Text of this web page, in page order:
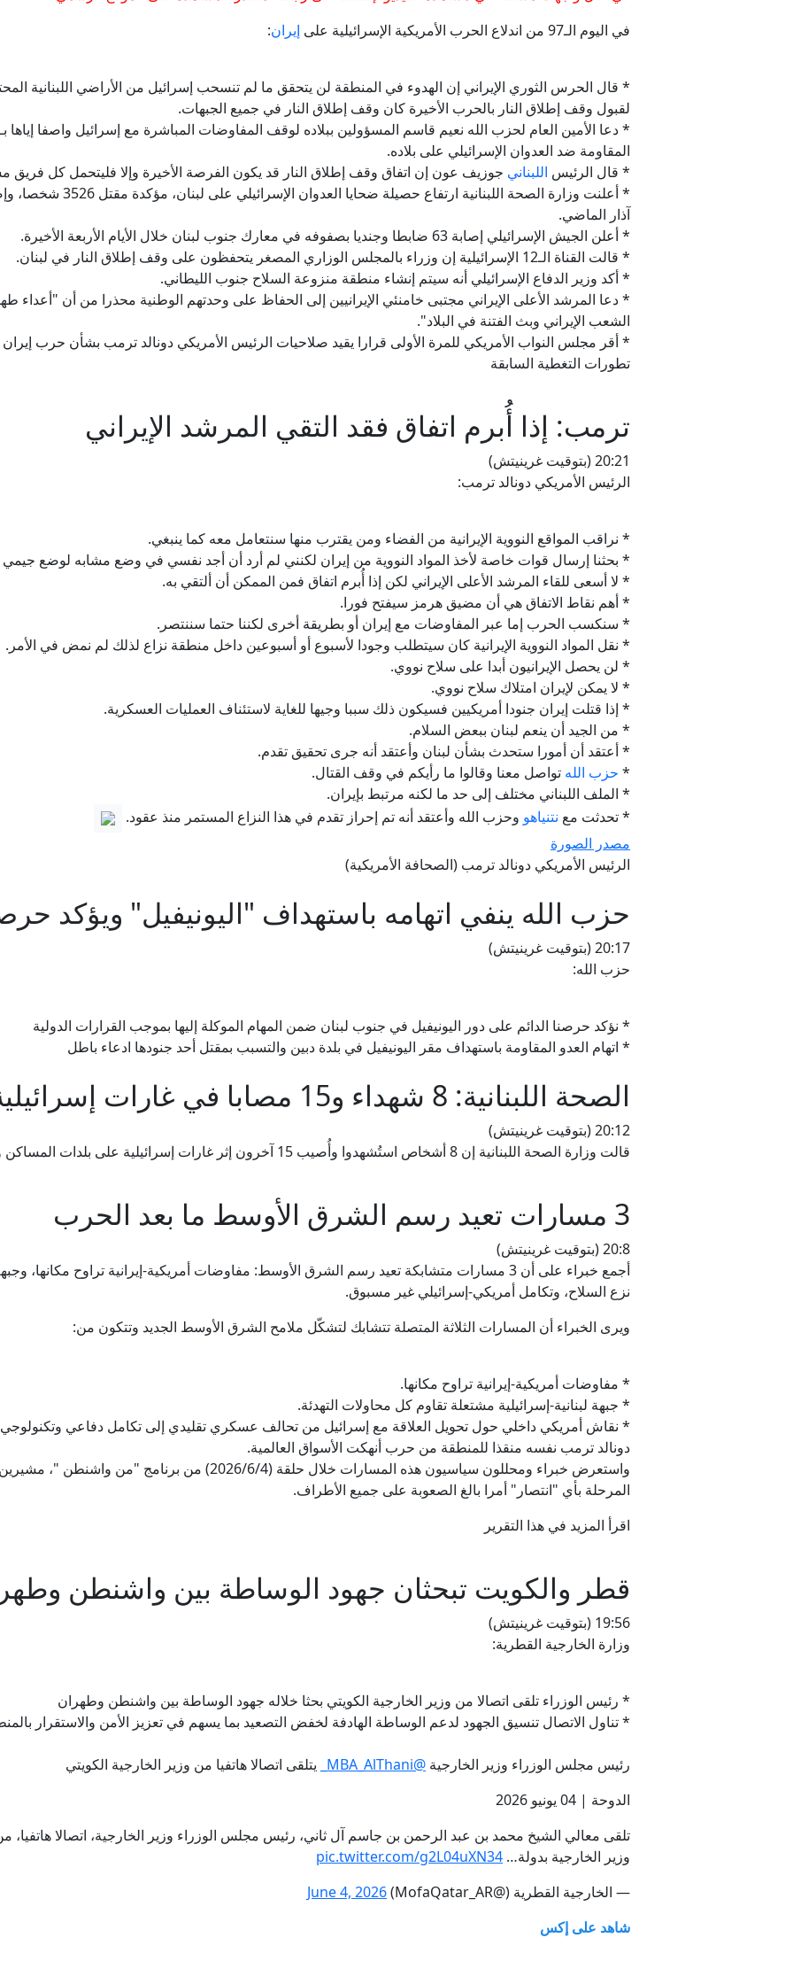
في اليوم الـ97 من اندلاع الحرب الأمريكية الإسرائيلية على
إيران:
* قال الحرس الثوري الإيراني إن الهدوء في المنطقة لن يتحقق ما لم تنسحب إسرائيل من الأراضي اللبنانية
لقبول وقف إطلاق النار بالحرب الأخيرة كان وقف إطلاق النار في جميع الجبهات.
* دعا الأمين العام لحزب الله نعيم قاسم المسؤولين ببلاده لوقف المفاوضات المباشرة مع إسرائيل واصفا إياها
المقاومة ضد العدوان الإسرائيلي على بلاده.
* قال الرئيس اللبناني جوزيف عون إن اتفاق وقف إطلاق النار قد يكون الفرصة الأخيرة وإلا فليتحمل كل فريق
آذار الماضي.
* أعلن الجيش الإسرائيلي إصابة 63 ضابطا وجنديا بصفوفه في معارك جنوب لبنان خلال الأيام الأربعة الأخيرة.
* قالت القناة الـ12 الإسرائيلية إن وزراء بالمجلس الوزاري المصغر يتحفظون على وقف إطلاق النار في لبنان.
* أكد وزير الدفاع الإسرائيلي أنه سيتم إنشاء منطقة منزوعة السلاح جنوب الليطاني.
* دعا المرشد الأعلى الإيراني مجتبى خامنئي الإيرانيين إلى الحفاظ على وحدتهم الوطنية محذرا من أن
الشعب الإيراني وبث الفتنة في البلاد".
* أقر مجلس النواب الأمريكي للمرة الأولى قرارا يقيد صلاحيات الرئيس الأمريكي دونالد ترمب بشأن حرب إيران
تطورات التغطية السابقة
ترمب: إذا أُبرم اتفاق فقد التقي المرشد الإيراني
20:21 (بتوقيت غرينيتش)
الرئيس الأمريكي دونالد ترمب:
* نراقب المواقع النووية الإيرانية من الفضاء ومن يقترب منها سنتعامل معه كما ينبغي.
* بحثنا إرسال قوات خاصة لأخذ المواد النووية من إيران لكنني لم أرد أن أجد نفسي في وضع مشابه لوضع جيمي
* لا أسعى للقاء المرشد الأعلى الإيراني لكن إذا أُبرم اتفاق فمن الممكن أن ألتقي به.
* أهم نقاط الاتفاق هي أن مضيق هرمز سيفتح فورا.
* سنكسب الحرب إما عبر المفاوضات مع إيران أو بطريقة أخرى لكننا حتما سننتصر.
* نقل المواد النووية الإيرانية كان سيتطلب وجودا لأسبوع أو أسبوعين داخل منطقة نزاع لذلك لم نمض في الأمر.
* لن يحصل الإيرانيون أبدا على سلاح نووي.
* لا يمكن لإيران امتلاك سلاح نووي.
* إذا قتلت إيران جنودا أمريكيين فسيكون ذلك سببا وجيها للغاية لاستئناف العمليات العسكرية.
* من الجيد أن ينعم لبنان ببعض السلام.
* أعتقد أن أمورا ستحدث بشأن لبنان وأعتقد أنه جرى تحقيق تقدم.
* حزب الله تواصل معنا وقالوا ما رأيكم في وقف القتال.
* الملف اللبناني مختلف إلى حد ما لكنه مرتبط بإيران.
* تحدثت مع نتنياهو وحزب الله وأعتقد أنه تم إحراز تقدم في هذا النزاع المستمر منذ عقود.
مصدر الصورة
الرئيس الأمريكي دونالد ترمب (الصحافة الأمريكية)
حزب الله ينفي اتهامه باستهداف "اليونيفيل" ويؤكد
20:17 (بتوقيت غرينيتش)
حزب الله:
* نؤكد حرصنا الدائم على دور اليونيفيل في جنوب لبنان ضمن المهام الموكلة إليها بموجب القرارات الدولية
* اتهام العدو المقاومة باستهداف مقر اليونيفيل في بلدة دبين والتسبب بمقتل أحد جنودها ادعاء باطل
الصحة اللبنانية: 8 شهداء و15 مصابا في غارات إسرائيلية
20:12 (بتوقيت غرينيتش)
قالت وزارة الصحة اللبنانية إن 8 أشخاص استُشهدوا وأُصيب 15 آخرون إثر غارات إسرائيلية على بلدات المساكن وعرب الجل بالجنوب وسحمر بالبقاع.
3 مسارات تعيد رسم الشرق الأوسط ما بعد الحرب
20:8 (بتوقيت غرينيتش)
أجمع خبراء على أن 3 مسارات متشابكة تعيد رسم الشرق الأوسط: مفاوضات أمريكية-إيرانية تراوح
نزع السلاح، وتكامل أمريكي-إسرائيلي غير مسبوق.
ويرى الخبراء أن المسارات الثلاثة المتصلة تتشابك لتشكّل ملامح الشرق الأوسط الجديد وتتكون من:
* مفاوضات أمريكية-إيرانية تراوح مكانها.
* جبهة لبنانية-إسرائيلية مشتعلة تقاوم كل محاولات التهدئة.
* نقاش أمريكي داخلي حول تحويل العلاقة مع إسرائيل من تحالف عسكري تقليدي إلى تكامل دفاعي
دونالد ترمب نفسه منقذا للمنطقة من حرب أنهكت الأسواق العالمية.
واستعرض خبراء ومحللون سياسيون هذه المسارات خلال حلقة (2026/
المرحلة بأي "انتصار" أمرا بالغ الصعوبة على جميع الأطراف.
اقرأ المزيد في هذا التقرير
قطر والكويت تبحثان جهود الوساطة بين واشنطن
19:56 (بتوقيت غرينيتش)
وزارة الخارجية القطرية:
* رئيس الوزراء تلقى اتصالا من وزير الخارجية الكويتي بحثا خلاله جهود الوساطة بين واشنطن وطهران
* تناول الاتصال تنسيق الجهود لدعم الوساطة الهادفة لخفض التصعيد بما يسهم في تعزيز الأمن والاستقرار
رئيس مجلس الوزراء وزير الخارجية @MBA_AlThani_
يتلقى اتصالا هاتفيا من وزير الخارجية الكويتي
الدوحة | 04 يونيو 2026
تلقى معالي الشيخ محمد بن عبد الرحمن بن جاسم آل ثاني، رئيس مجلس الوزراء وزير الخارجية، اتصالا هاتفيا،
وزير الخارجية بدولة… pic.twitter.com/g2L04uXN34
— الخارجية القطرية (@MofaQatar_AR)
June 4, 2026
شاهد على إكس